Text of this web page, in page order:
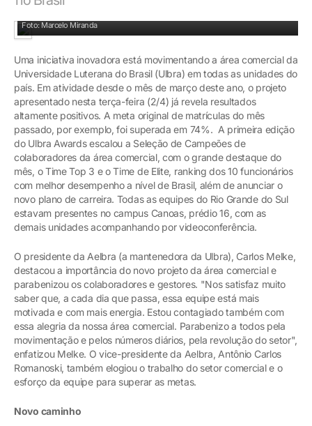
Foto: Marcelo Miranda
Uma iniciativa inovadora está movimentando a área comercial da
Universidade Luterana do Brasil (Ulbra) em todas as unidades do
país. Em atividade desde o mês de março deste ano, o projeto
apresentado nesta terça-feira (2/4) já revela resultados
altamente positivos. A meta original de matrículas do mês
passado, por exemplo, foi superada em 74%. A primeira edição
do Ulbra Awards escalou a Seleção de Campeões de
colaboradores da área comercial, com o grande destaque do
mês, o Time Top 3 e o Time de Elite, ranking dos 10 funcionários
com melhor desempenho a nível de Brasil, além de anunciar o
novo plano de carreira. Todas as equipes do Rio Grande do Sul
estavam presentes no campus Canoas, prédio 16, com as
demais unidades acompanhando por videoconferência.
O presidente da Aelbra (a mantenedora da Ulbra), Carlos Melke,
destacou a importância do novo projeto da área comercial e
parabenizou os colaboradores e gestores. "Nos satisfaz muito
saber que, a cada dia que passa, essa equipe está mais
motivada e com mais energia. Estou contagiado também com
essa alegria da nossa área comercial. Parabenizo a todos pela
movimentação e pelos números diários, pela revolução do setor",
enfatizou Melke. O vice-presidente da Aelbra, Antônio Carlos
Romanoski, também elogiou o trabalho do setor comercial e o
esforço da equipe para superar as metas.
Novo caminho